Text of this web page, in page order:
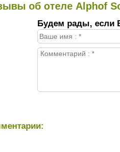
об отеле Alphof
Будем рады, если